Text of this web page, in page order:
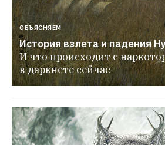
ОБЪЯСНЯЕМ
История взлета и падения
И что происходит с
в даркнете сейчас